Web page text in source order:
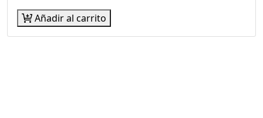
Añadir al carrito